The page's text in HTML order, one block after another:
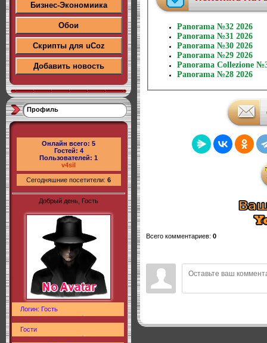
Бизнес-Экономиика
Обои
Скрипты для uCoz
Добавить новость
Профиль
Онлайн всего: 5
Гостей: 4
Пользователей: 1
v4sil
Сегодняшние посетители: 6
Добрый день, Гость
Логин: Гость
Гости
Panorama №32 2026
Panorama №31 2026
Panorama №30 2026
Panorama №29 2026
Panorama Collezione
Panorama №28 2026
Всего комментариев: 0